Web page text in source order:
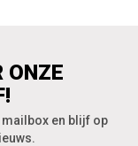
ONZE
en blijf op